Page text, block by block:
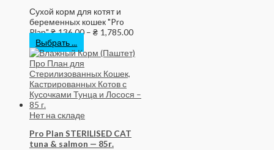
Сухой корм для котят и
беременных кошек "Pro
Plan"₴ 136.00 – ₴ 1,785.00
Выбрать ...
Нет на складе
Pro Plan STERILISED CAT
tuna & salmon — 85г.